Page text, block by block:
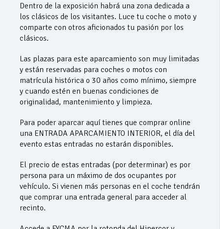
Dentro de la exposición habrá una zona dedicada a
los clásicos de los visitantes. Luce tu coche o moto y
comparte con otros aficionados tu pasión por los
clásicos.
Las plazas para este aparcamiento son muy limitadas
y están reservadas para coches o motos con
matrícula histórica o 30 años como mínimo, siempre
y cuando estén en buenas condiciones de
originalidad, mantenimiento y limpieza.
Para poder aparcar aquí tienes que comprar online
una ENTRADA APARCAMIENTO INTERIOR, el día del
evento estas entradas no estarán disponibles.
El precio de estas entradas (por determinar) es por
persona para un máximo de dos ocupantes por
vehículo. Si vienen más personas en el coche tendrán
que comprar una entrada general para acceder al
recinto.